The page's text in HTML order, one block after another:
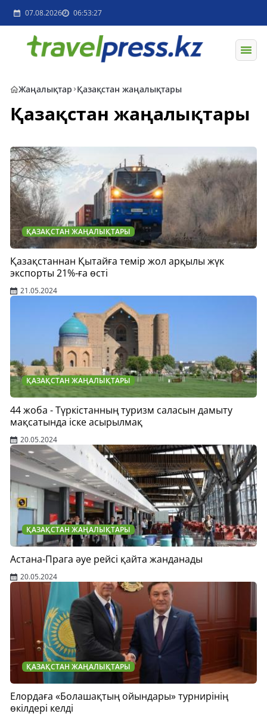
07.08.2026 06:53:27
Жаңалықтар Қазақстан жаңалықтары
Қазақстан жаңалықтары
ҚАЗАҚСТАН ЖАҢАЛЫҚТАРЫ
Қазақстаннан Қытайға темір жол арқылы жүк
экспорты 21%-ға өсті
21.05.2024
ҚАЗАҚСТАН ЖАҢАЛЫҚТАРЫ
44 жоба - Түркістанның туризм саласын дамыту
мақсатында іске асырылмақ
20.05.2024
ҚАЗАҚСТАН ЖАҢАЛЫҚТАРЫ
Астана-Прага әуе рейсі қайта жанданады
20.05.2024
ҚАЗАҚСТАН ЖАҢАЛЫҚТАРЫ
Елордаға «Болашақтың ойындары» турнирінің
өкілдері келді